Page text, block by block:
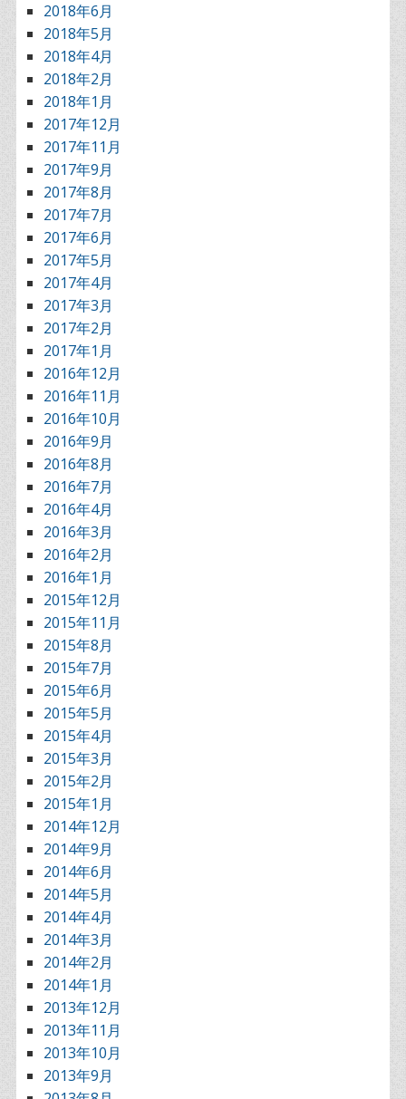
2018年6月
2018年5月
2018年4月
2018年2月
2018年1月
2017年12月
2017年11月
2017年9月
2017年8月
2017年7月
2017年6月
2017年5月
2017年4月
2017年3月
2017年2月
2017年1月
2016年12月
2016年11月
2016年10月
2016年9月
2016年8月
2016年7月
2016年4月
2016年3月
2016年2月
2016年1月
2015年12月
2015年11月
2015年8月
2015年7月
2015年6月
2015年5月
2015年4月
2015年3月
2015年2月
2015年1月
2014年12月
2014年9月
2014年6月
2014年5月
2014年4月
2014年3月
2014年2月
2014年1月
2013年12月
2013年11月
2013年10月
2013年9月